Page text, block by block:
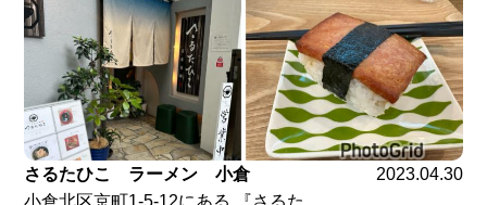
さるたひこ ラーメン 小倉
2023.04.30
小倉北区京町1-5-12にある 『さるた...